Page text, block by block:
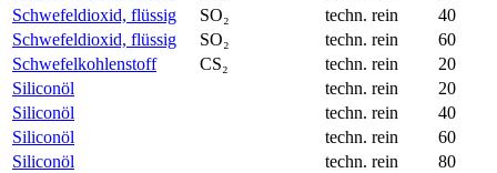
Schwefeldioxid, flüssig
SO₂ techn. rein
40
Schwefeldioxid, flüssig
SO₂ techn. rein
60
Schwefelkohlenstoff
CS₂ techn. rein
20
Siliconöl
techn. rein
20
Siliconöl
techn. rein
40
Siliconöl
techn. rein
60
Siliconöl
techn. rein
80